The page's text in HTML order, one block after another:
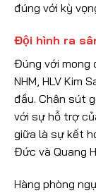
đúng với kỳ
Đội hình ra
Đúng với mong
NHM, HLV Kim
đầu. Chân sút
với sự hỗ trợ
giữa là sự kết
Đức và Quang
Hàng phòng